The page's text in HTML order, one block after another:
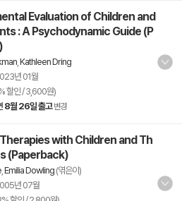
Evaluation of Children and
: A Psychodynamic Guide (P
Kathleen Dring
년 01월
할인 / 3,600원)
8월 26일 출고 변경
with Children and Th
(Paperback)
Emilia Dowling (엮은이)
년 07월